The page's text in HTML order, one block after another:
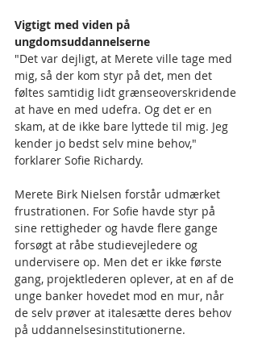
Vigtigt med viden på
ungdomsuddannelserne
"Det var dejligt, at Merete ville tage med
mig, så der kom styr på det, men det
føltes samtidig lidt grænseoverskridende
at have en med udefra. Og det er en
skam, at de ikke bare lyttede til mig. Jeg
kender jo bedst selv mine behov,"
forklarer Sofie Richardy.
Merete Birk Nielsen forstår udmærket
frustrationen. For Sofie havde styr på
sine rettigheder og havde flere gange
forsøgt at råbe studievejledere og
undervisere op. Men det er ikke første
gang, projektlederen oplever, at en af de
unge banker hovedet mod en mur, når
de selv prøver at italesætte deres behov
på uddannelsesinstitutionerne.